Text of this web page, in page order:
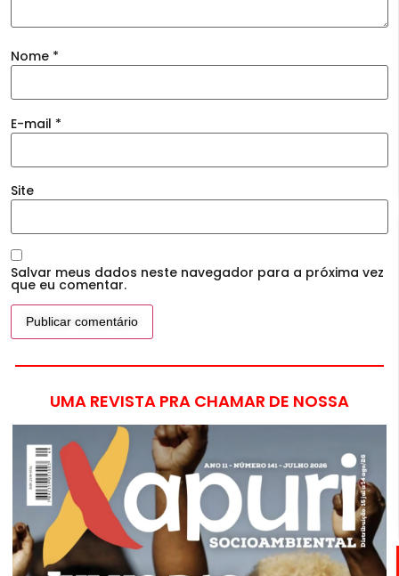
Nome *
E-mail *
Site
Salvar meus dados neste navegador para a próxima vez
que eu comentar.
UMA REVISTA PRA CHAMAR DE NOSSA